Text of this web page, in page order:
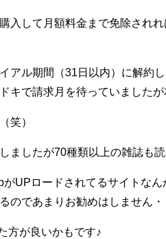
入して月額料金まで免除されれ
アル期間（31日以内）に解約
キで請求月を待っていました
笑）
ましたが70種類以上の雑誌も読
UPロードされてるサイトなん
のであまりお勧めはしません・
方が良いかもです♪